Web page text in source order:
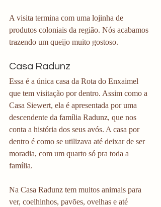
A visita termina com uma lojinha de
produtos coloniais da região. Nós acabamos
trazendo um queijo muito gostoso.
Casa Radunz
Essa é a única casa da Rota do Enxaimel
que tem visitação por dentro. Assim como a
Casa Siewert, ela é apresentada por uma
descendente da família Radunz, que nos
conta a história dos seus avós. A casa por
dentro é como se utilizava até deixar de ser
moradia, com um quarto só pra toda a
família.
Na Casa Radunz tem muitos animais para
ver, coelhinhos, pavões, ovelhas e até